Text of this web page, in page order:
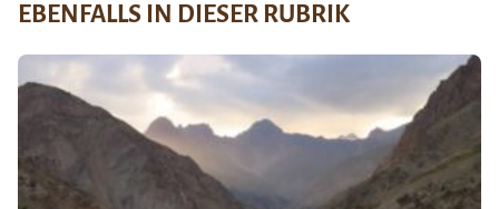
EBENFALLS IN DIESER RUBRIK